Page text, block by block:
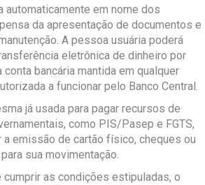
automaticamente em nome dos
da apresentação de documentos e
A pessoa usuária poderá
eletrônica de dinheiro por
bancária mantida em qualquer
a funcionar pelo Banco Central.
já usada para pagar recursos de
como PIS/Pasep e FGTS,
emissão de cartão físico, cheques ou
sua movimentação.
as condições estipuladas, o